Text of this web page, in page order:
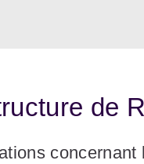
de
concernant